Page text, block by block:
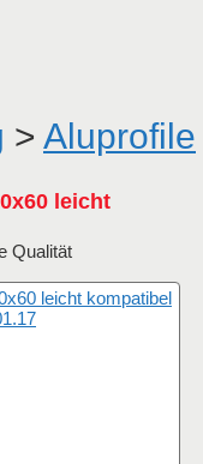
> Aluprofile
leicht
Qualität